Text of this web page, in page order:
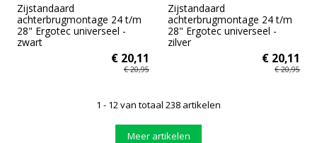
Zijstandaard
achterbrugmontage 24 t/m
28" Ergotec universeel -
zwart
€ 20,11
€ 20,95
Zijstandaard
achterbrugmontage 24 t/m
28" Ergotec universeel -
zilver
€ 20,11
€ 20,95
1 - 12 van totaal 238 artikelen
Meer artikelen